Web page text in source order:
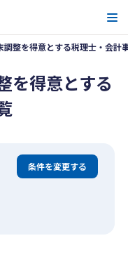
調整を得意とする税理士・会計
を得意とする
条件を変更する